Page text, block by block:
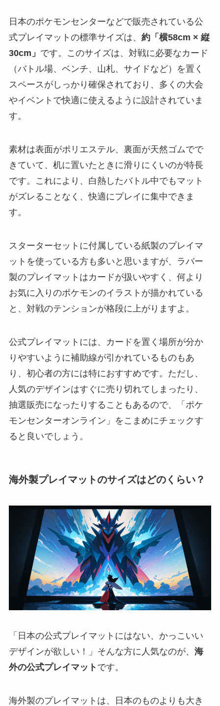
日本のポケモンセンターなどで販売されている公
式プレイマットの標準サイズは、 約「横58cm × 縦
30cm」 です。このサイズは、対戦に必要なカード
（バトル場、ベンチ、山札、サイドなど）を置く
スペースがしっかり確保されており、多くの大会
やイベントで快適に使えるように設計されていま
す。
素材は表面がポリエステル、裏面が天然ゴムでで
きていて、机に置いたときに滑りにくいのが特長
です。これにより、白熱したバトル中でもマット
がズレることなく、快適にプレイに集中できま
す。
スターターセットに付属している紙製のプレイマ
ットを使っている方も多いと思いますが、ラバー
製のプレイマットはカードが扱いやすく、何より
お気に入りのポケモンのイラストが描かれている
と、対戦のテンションが格段に上がりますよ。
公式プレイマットには、カードを置く場所が分か
りやすいように補助線が引かれているものもあ
り、初心者の方には特におすすめです。ただし、
人気のデザインはすぐに売り切れてしまったり、
抽選販売になったりすることもあるので、「ポケ
モンセンターオンライン」をこまめにチェックす
ると良いでしょう。
海外製プレイマットのサイズはどのくらい？
「日本の公式プレイマットにはない、かっこいい
デザインが欲しい！」そんな方に人気なのが、 海
外の公式プレイマット です。
海外製のプレイマットは、日本のものよりも大き